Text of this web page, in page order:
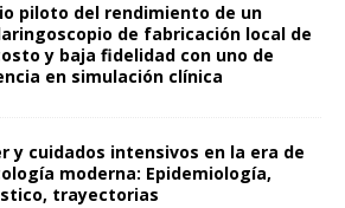
piloto del rendimiento de un
de fabricación local de
y baja fidelidad con uno de
en simulación clínica
y cuidados intensivos en la era de
moderna: Epidemiología,
trayectorias